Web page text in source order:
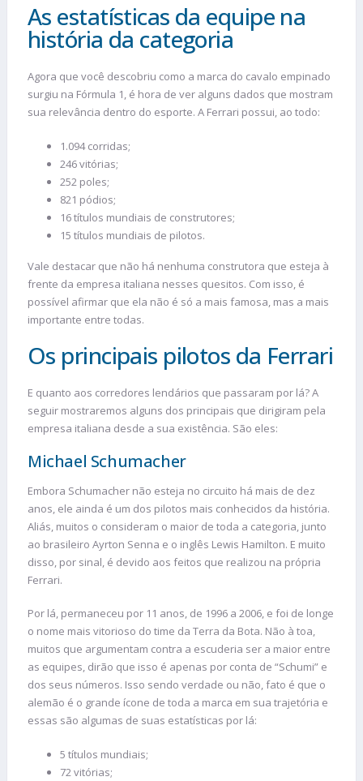
As estatísticas da equipe na
história da categoria
Agora que você descobriu como a marca do cavalo empinado
surgiu na Fórmula 1, é hora de ver alguns dados que mostram
sua relevância dentro do esporte. A Ferrari possui, ao todo:
1.094 corridas;
246 vitórias;
252 poles;
821 pódios;
16 títulos mundiais de construtores;
15 títulos mundiais de pilotos.
Vale destacar que não há nenhuma construtora que esteja à
frente da empresa italiana nesses quesitos. Com isso, é
possível afirmar que ela não é só a mais famosa, mas a mais
importante entre todas.
Os principais pilotos da Ferrari
E quanto aos corredores lendários que passaram por lá? A
seguir mostraremos alguns dos principais que dirigiram pela
empresa italiana desde a sua existência. São eles:
Michael Schumacher
Embora Schumacher não esteja no circuito há mais de dez
anos, ele ainda é um dos pilotos mais conhecidos da história.
Aliás, muitos o consideram o maior de toda a categoria, junto
ao brasileiro Ayrton Senna e o inglês Lewis Hamilton. E muito
disso, por sinal, é devido aos feitos que realizou na própria
Ferrari.
Por lá, permaneceu por 11 anos, de 1996 a 2006, e foi de longe
o nome mais vitorioso do time da Terra da Bota. Não à toa,
muitos que argumentam contra a escuderia ser a maior entre
as equipes, dirão que isso é apenas por conta de “Schumi” e
dos seus números. Isso sendo verdade ou não, fato é que o
alemão é o grande ícone de toda a marca em sua trajetória e
essas são algumas de suas estatísticas por lá:
5 títulos mundiais;
72 vitórias;